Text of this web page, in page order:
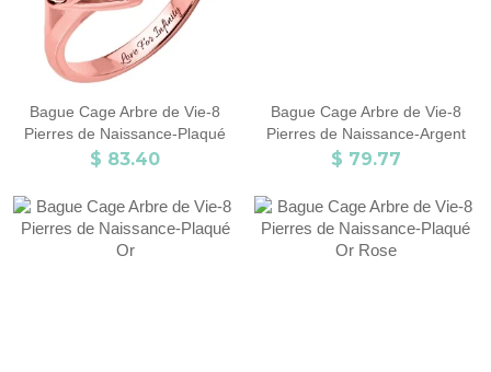
Bague Cage Arbre de Vie-8
Pierres de Naissance-Plaqué
Or Rose
$ 83.40
Bague Cage Arbre de Vie-8
Pierres de Naissance-Argent
$ 79.77